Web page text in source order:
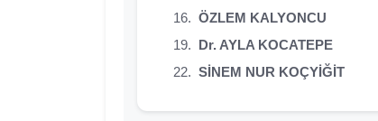
ÖZLEM KALYONCU
Dr. AYLA KOCATEPE
SİNEM NUR KOÇYİĞİT